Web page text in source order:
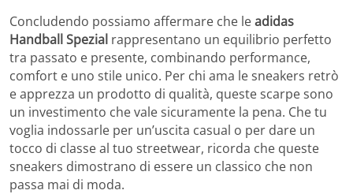
Concludendo possiamo affermare che leadidas
Handball Spezial rappresentano un equilibrio perfetto
tra passato e presente, combinando performance,
comfort e uno stile unico. Per chi ama le sneakers retrò
e apprezza un prodotto di qualità, queste scarpe sono
un investimento che vale sicuramente la pena. Che tu
voglia indossarle per un’uscita casual o per dare un
tocco di classe al tuo streetwear, ricorda che queste
sneakers dimostrano di essere un classico che non
passa mai di moda.